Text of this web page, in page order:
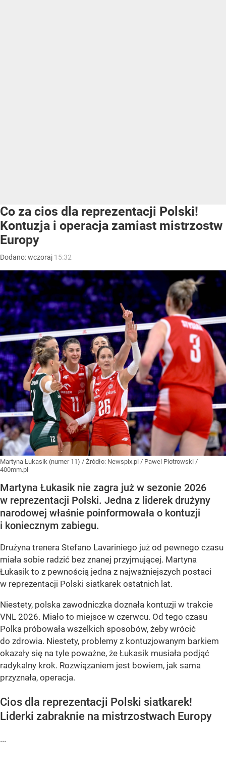
Co za cios dla reprezentacji Polski!
Kontuzja i operacja zamiast mistrzostw
Europy
Dodano:wczoraj 15:32
Martyna Łukasik (numer 11) / Źródło: Newspix.pl / Pawel Piotrowski /
400mm.pl
Martyna Łukasik nie zagra już w sezonie 2026
w reprezentacji Polski. Jedna z liderek drużyny
narodowej właśnie poinformowała o kontuzji
i koniecznym zabiegu.
Drużyna trenera Stefano Lavariniego już od pewnego czasu
miała sobie radzić bez znanej przyjmującej. Martyna
Łukasik to z pewnością jedna z najważniejszych postaci
w reprezentacji Polski siatkarek ostatnich lat.
Niestety, polska zawodniczka doznała kontuzji w trakcie
VNL 2026. Miało to miejsce w czerwcu. Od tego czasu
Polka próbowała wszelkich sposobów, żeby wrócić
do zdrowia. Niestety, problemy z kontuzjowanym barkiem
okazały się na tyle poważne, że Łukasik musiała podjąć
radykalny krok. Rozwiązaniem jest bowiem, jak sama
przyznała, operacja.
Cios dla reprezentacji Polski siatkarek!
Liderki zabraknie na mistrzostwach Europy
...